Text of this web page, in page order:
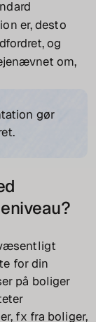
er, desto
og
om,
gør
for din
på boliger
fx fra boliger,